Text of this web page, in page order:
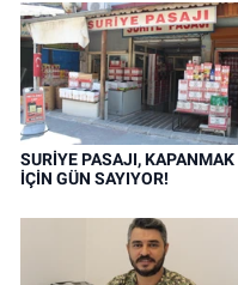
SURİYE PASAJI, KAPANMAK
İÇİN GÜN SAYIYOR!